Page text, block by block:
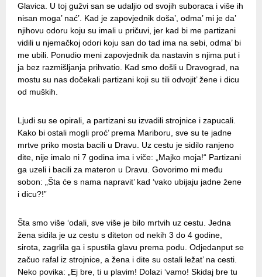
Glavica. U toj gužvi san se udaljio od svojih suboraca i više ih
nisan moga’ nać’. Kad je zapovjednik doša’, odma’ mi je da’
njihovu odoru koju su imali u pričuvi, jer kad bi me partizani
vidili u njemačkoj odori koju san do tad ima na sebi, odma’ bi
me ubili. Ponudio meni zapovjednik da nastavin s njima put i
ja bez razmišljanja prihvatio. Kad smo došli u Dravograd, na
mostu su nas dočekali partizani koji su tili odvojit’ žene i dicu
od muških.
Ljudi su se opirali, a partizani su izvadili strojnice i zapucali.
Kako bi ostali mogli proć’ prema Mariboru, sve su te jadne
mrtve priko mosta bacili u Dravu. Uz cestu je sidilo ranjeno
dite, nije imalo ni 7 godina ima i viče: „Majko moja!“ Partizani
ga uzeli i bacili za materon u Dravu. Govorimo mi među
sobon: „Šta će s nama napravit’ kad ‘vako ubijaju jadne žene
i dicu?!”
Šta smo više ‘odali, sve više je bilo mrtvih uz cestu. Jedna
žena sidila je uz cestu s diteton od nekih 3 do 4 godine,
sirota, zagrlila ga i spustila glavu prema podu. Odjedanput se
začuo rafal iz strojnice, a žena i dite su ostali ležat’ na cesti.
Neko povika: „Ej bre, ti u plavim! Dolazi ‘vamo! Skidaj bre tu